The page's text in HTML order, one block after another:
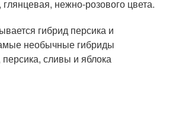
глянцевая, нежно-розового цвета.